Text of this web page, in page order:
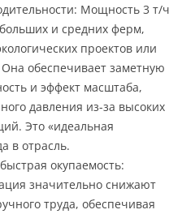
Мощность 3 т/ч
и средних ферм,
проектов или
обеспечивает заметную
и эффект масштаба,
давления из-за высоких
Это «идеальная
в отрасль.
окупаемость:
значительно снижают
труда, обеспечивая